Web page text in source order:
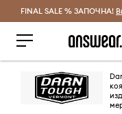
FINAL SALE % ЗАПОЧНА!